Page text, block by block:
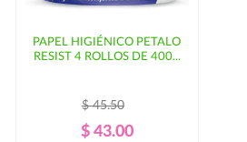
PAPEL HIGIÉNICO PETALO
RESIST 4 ROLLOS DE 400...
Precio
$ 45.50
Precio
$ 43.00